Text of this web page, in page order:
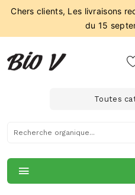
Chers clients, Les livraisons
du 15
Toutes